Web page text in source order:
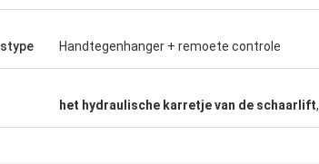
Handtegenhanger + remoete controle
het hydraulische karretje van de schaarlift,